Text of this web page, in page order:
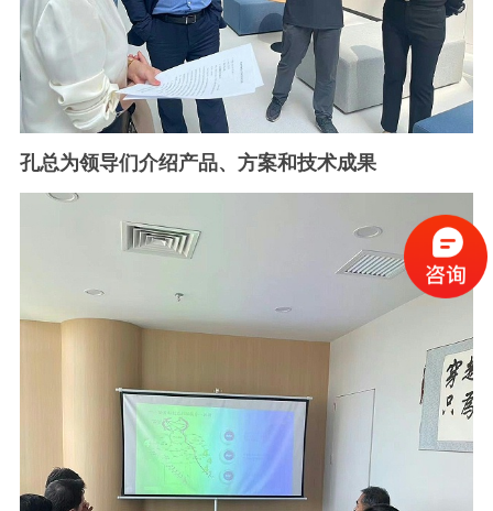
孔总为领导们介绍产品、方案和技术成果